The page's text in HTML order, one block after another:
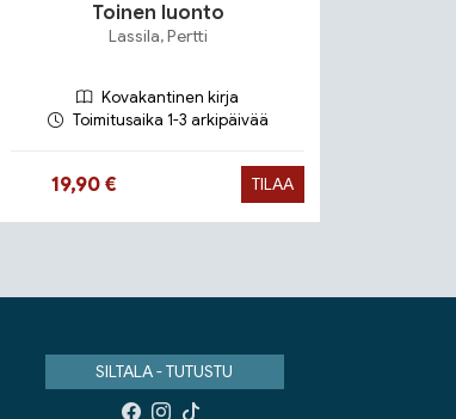
Toinen luonto
Lassila, Pertti
Kovakantinen kirja
Toimitusaika 1-3 arkipäivää
Hinta nyt
19,90 € TILAA
SILTALA - TUTUSTU